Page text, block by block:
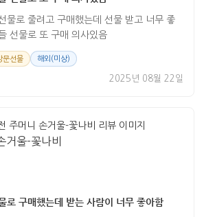
물로 줄려고 구매했는데 선물 받고 너무 좋
선물로 또 구매 의사있음
문선물 해외(미상)
2025년 08월 22일
거울-꽃나비
로 구매했는데 받는 사람이 너무 좋아함